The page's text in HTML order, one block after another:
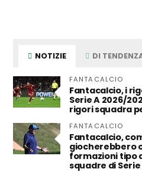
NOTIZIE DI
FANTACALCIO
Fantacalcio, i
Serie A 2026/
rigori squadra
FANTACALCIO
Fantacalcio,
giocherebbero
formazioni tipo
squadre di